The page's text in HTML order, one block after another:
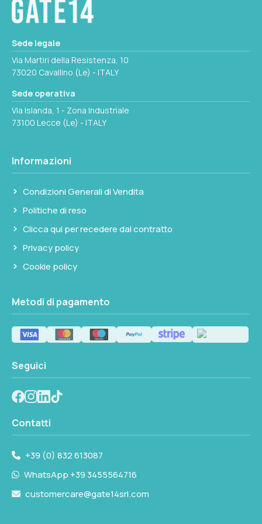
modifiche strutturali al natante. Indicato per
open e cabin cruiser dove si richiede
montaggio sfrutta la regolabilità dei collari di
fissaggio per ottenere l'inclinazione e l'altezza
Superata la velocità di 25 nodi è necessario
rimuovere o ripiegare il telo per evitare
raccordi.
Sede legale
Via Martiri della Resistenza, 10
73020 Cavallino (Le) - ITALY
Sede operativa
Via Islanda, 1 - Zona Industriale
73100 Lecce (Le) - ITALY
Informazioni
Condizioni Generali di Vendita
Politiche di reso
Clicca qui per recedere dal contratto
Privacy policy
Cookie policy
Metodi di pagamento
Seguici
Contatti
+39 (0) 832 613087
WhatsApp +39 3455564716
customercare@gate14srl.com